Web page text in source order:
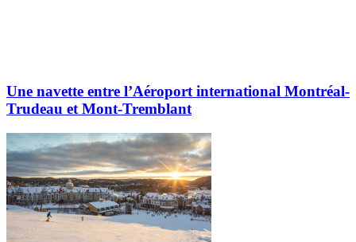
Une navette entre l’Aéroport international Montréal-
Trudeau et Mont-Tremblant